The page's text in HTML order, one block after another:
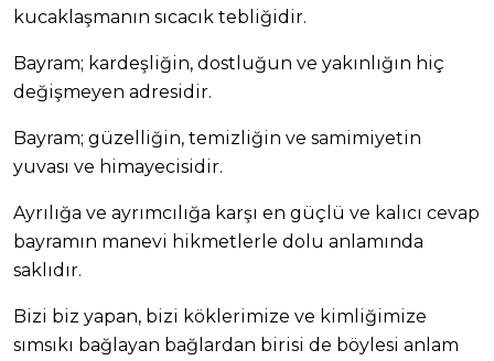
kucaklaşmanın sıcacık tebliğidir.
Bayram; kardeşliğin, dostluğun ve yakınlığın hiç
değişmeyen adresidir.
Bayram; güzelliğin, temizliğin ve samimiyetin
yuvası ve himayecisidir.
Ayrılığa ve ayrımcılığa karşı en güçlü ve kalıcı cevap
bayramın manevi hikmetlerle dolu anlamında
saklıdır.
Bizi biz yapan, bizi köklerimize ve kimliğimize
sımsıkı bağlayan bağlardan birisi de böylesi anlam